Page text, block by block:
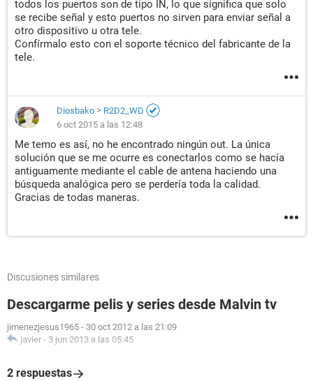
todos los puertos son de tipo IN, lo que significa que solo
se recibe señal y esto puertos no sirven para enviar señal a
otro dispositivo u otra tele.
Confírmalo esto con el soporte técnico del fabricante de la
tele.
Diosbako > R2D2_WD
6 oct 2015 a las 12:48
Me temo es así, no he encontrado ningún out. La única
solución que se me ocurre es conectarlos como se hacía
antiguamente mediante el cable de antena haciendo una
búsqueda analógica pero se perdería toda la calidad.
Gracias de todas maneras.
Discusiones similares
Descargarme pelis y series desde Malvin tv
jimenezjesus1965 - 30 oct 2012 a las 21:09
javier - 3 jun 2013 a las 05:45
2 respuestas